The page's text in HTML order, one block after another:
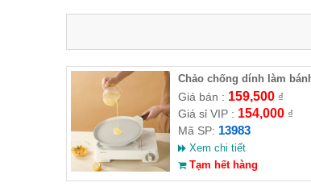
Chảo chống dính làm
trứng loại tròn ( HĐ )
Giá bán : 159,500₫
Giá sỉ VIP : 154,000₫
Mã SP: 13983
Xem chi tiết
Tạm hết hàng